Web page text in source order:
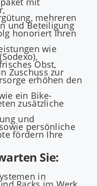
mehreren
und Beteiligung
honoriert Ihren
wie
Obst,
Zuschuss zur
erhöhen den
ein Bike-
zusätzliche
und
persönliche
fördern Ihre
Sie:
in